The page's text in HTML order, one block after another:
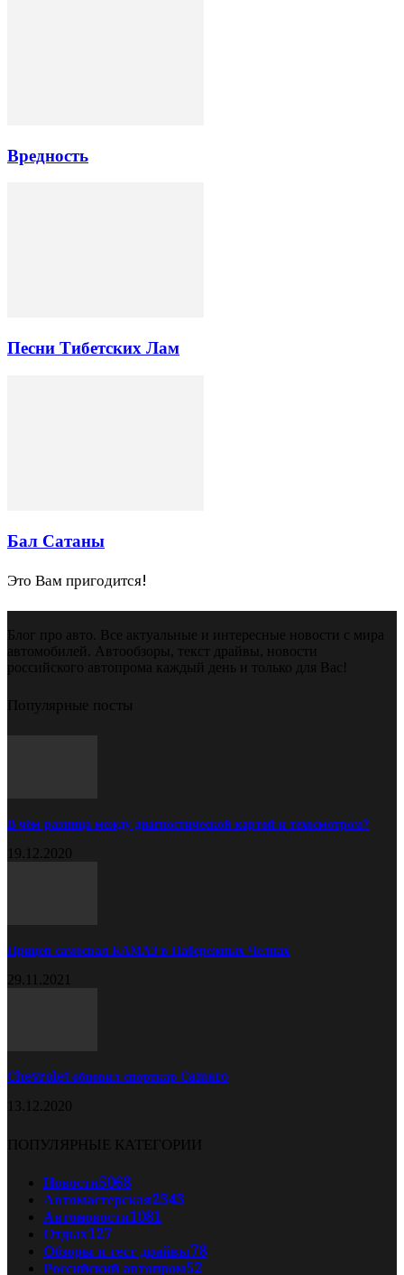
Вредность
Песни Тибетских Лам
Бал Сатаны
Это Вам пригодится!
Блог про авто. Все актуальные и интересные новости с мира
автомобилей. Автообзоры, текст драйвы, новости
российского автопрома каждый день и только для Вас!
Популярные посты
В чём разница между диагностической картой и техосмотром?
19.12.2020
Прицеп самосвал КАМАЗ в Набережных Челнах
29.11.2021
Chevrolet обновил спорткар Camaro
13.12.2020
ПОПУЛЯРНЫЕ КАТЕГОРИИ
Новости5068
Автомастерская2343
Автоновости1081
Отдых127
Обзоры и тест драйвы78
Российский автопром52